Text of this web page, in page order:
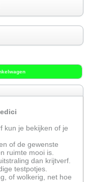
kun je bekijken of je
of de gewenste
ruimte mooi is.
dan krijtverf.
testpotjes.
of wolkerig, net hoe